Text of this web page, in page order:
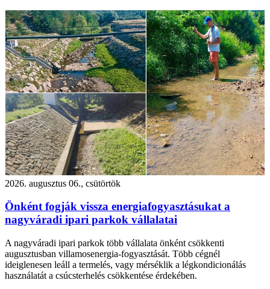
2026. augusztus 06., csütörtök
Önként fogják vissza energiafogyasztásukat a
nagyváradi ipari parkok vállalatai
A nagyváradi ipari parkok több vállalata önként csökkenti
augusztusban villamosenergia-fogyasztását. Több cégnél
ideiglenesen leáll a termelés, vagy mérséklik a légkondicionálás
használatát a csúcsterhelés csökkentése érdekében.